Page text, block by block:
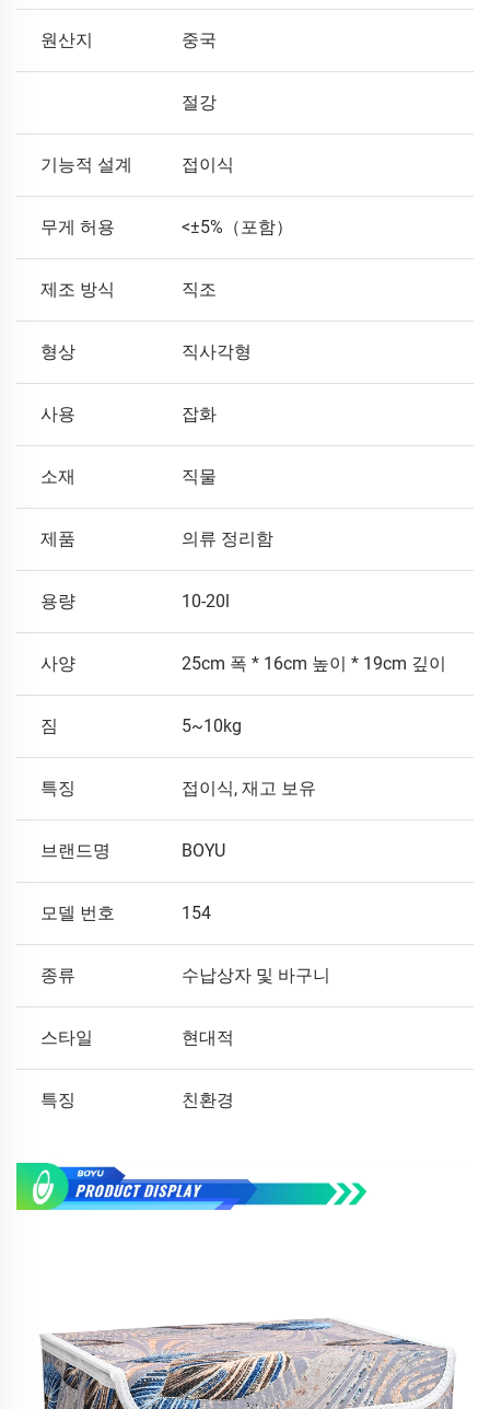
원산지 중국
절강
기능적 설계 접이식
무게 허용 <±5%（포함）
제조 방식 직조
형상 직사각형
사용 잡화
소재 직물
제품 의류 정리함
용량 10-20l
사양 25cm 폭 * 16cm 높이 * 19cm 깊이
짐 5~10kg
특징 접이식, 재고 보유
브랜드명 BOYU
모델 번호 154
종류 수납상자 및 바구니
스타일 현대적
특징 친환경